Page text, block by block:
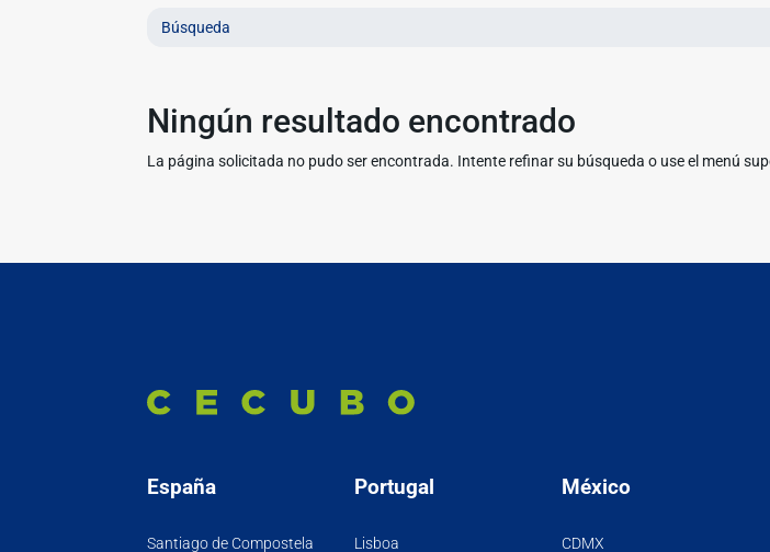
Ningún resultado encontrado
La página solicitada no pudo ser encontrada. Intente refinar su búsqueda o use el menú
España
Santiago de Compostela
Portugal
Lisboa
México
CDMX